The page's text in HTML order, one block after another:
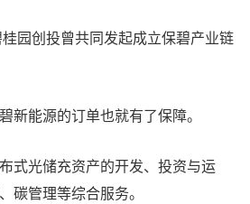
园创投曾共同发起成立保碧产业链
新能源的订单也就有了保障。
式光储充资产的开发、投资与运
碳管理等综合服务。